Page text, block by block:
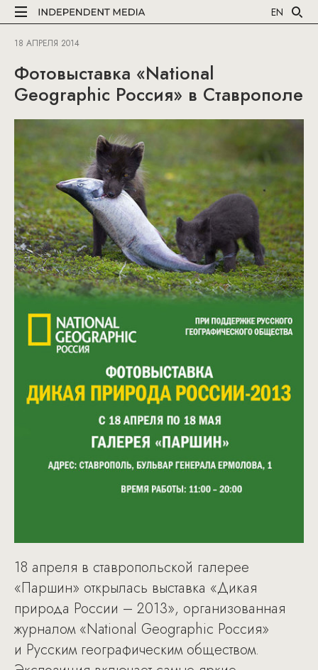
EN
18 АПРЕЛЯ 2014
Фотовыставка «National
Geographic Россия» в Ставрополе
18 апреля в ставропольской галерее
«Паршин» открылась выставка «Дикая
природа России – 2013», организованная
журналом «National Geographic Россия»
и Русским географическим обществом.